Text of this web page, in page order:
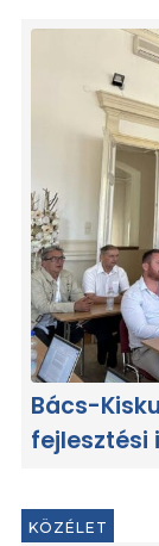
Bács-
fejlesztési
KÖZÉLET